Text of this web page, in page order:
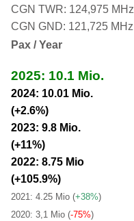
CGN TWR: 124,975 MHz
CGN GND: 121,725 MHz
Pax / Year
2025: 10.1 Mio.
2024: 10.01 Mio.
(+2.6%)
2023: 9.8 Mio.
(+11%)
2022: 8.75 Mio
(+105.9%)
2021: 4.25 Mio (+38%)
2020: 3,1 Mio (-75%)